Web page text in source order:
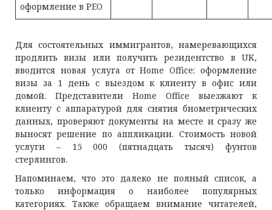
оформление в PEO
Для состоятельных иммигрантов, намеревающихся
продлить визы или получить резидентство в UK,
вводится новая услуга от Home Office: оформление
визы за 1 день с выездом к клиенту в офис или
домой. Представители Home Office выезжают к
клиенту с аппаратурой для снятия биометрических
данных, проверяют документы на месте и сразу же
выносят решение по аппликации. Стоимость новой
услуги – 15 000 (пятнадцать тысяч) фунтов
стерлингов.
Напоминаем, что это далеко не полный список, а
только информация о наиболее популярных
категориях. Также обращаем внимание читателей,